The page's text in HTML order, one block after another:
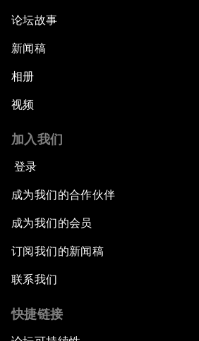
论坛故事
新闻稿
相册
视频
加入我们
登录
成为我们的合作伙伴
成为我们的会员
订阅我们的新闻稿
联系我们
快捷链接